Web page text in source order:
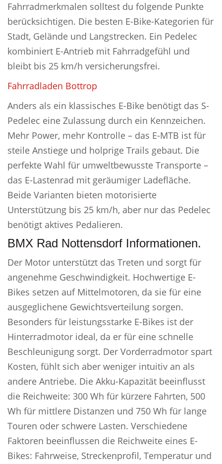
Fahrradmerkmalen solltest du folgende Punkte
berücksichtigen. Die besten E-Bike-Kategorien für
Stadt, Gelände und Langstrecken. Ein Pedelec
kombiniert E-Antrieb mit Fahrradgefühl und
bleibt bis 25 km/h versicherungsfrei.
Fahrradladen Bottrop
Anders als ein klassisches E-Bike benötigt das S-
Pedelec eine Zulassung durch ein Kennzeichen.
Mehr Power, mehr Kontrolle – das E-MTB ist für
steile Anstiege und holprige Trails gebaut. Die
perfekte Wahl für umweltbewusste Transporte –
das E-Lastenrad mit geräumiger Ladefläche.
Beide Varianten bieten motorisierte
Unterstützung bis 25 km/h, aber nur das Pedelec
benötigt aktives Pedalieren.
BMX Rad Nottensdorf Informationen.
Der Motor unterstützt das Treten und sorgt für
angenehme Geschwindigkeit. Hochwertige E-
Bikes setzen auf Mittelmotoren, da sie für eine
ausgeglichene Gewichtsverteilung sorgen.
Besonders für leistungsstarke E-Bikes ist der
Hinterradmotor ideal, da er für eine schnelle
Beschleunigung sorgt. Der Vorderradmotor spart
Kosten, fühlt sich aber weniger intuitiv an als
andere Antriebe. Die Akku-Kapazität beeinflusst
die Reichweite: 300 Wh für kürzere Fahrten, 500
Wh für mittlere Distanzen und 750 Wh für lange
Touren oder schwere Lasten. Verschiedene
Faktoren beeinflussen die Reichweite eines E-
Bikes: Fahrweise, Streckenprofil, Temperatur und